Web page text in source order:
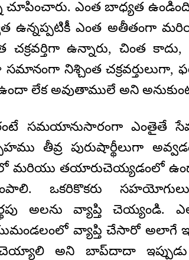
చూపించారు. ఎంత బాధ్యత
ఉన్నప్పటికీ ఎంత అతీతంగా
ఉన్నారు, చింత కాదు,
నిశ్చింత చక్రవర్తులుగా,
లేక అవుతాములే అని
సమయానుసారంగా ఎంతైతే
తీవ్ర పురుషార్థీలుగా
మరియు తయారుచెయ్యడంలో
ఒకరికొకరు
అలను వ్యాప్తి చెయ్యండి.
వ్యాప్తి చేసారో అలాగే
అని బాప్‌దాదా ఇప్పుడు